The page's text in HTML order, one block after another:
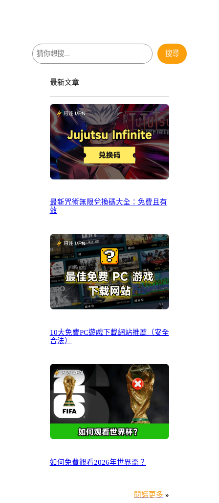
搜
尋
搜尋
最新文章
最新咒術無限兌換碼大全：免費且有
效
10大免費PC遊戲下載網站推薦（安全
合法）
如何免費觀看2026年世界盃？
閱讀更多 »